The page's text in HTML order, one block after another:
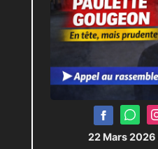
22 Mars 2026